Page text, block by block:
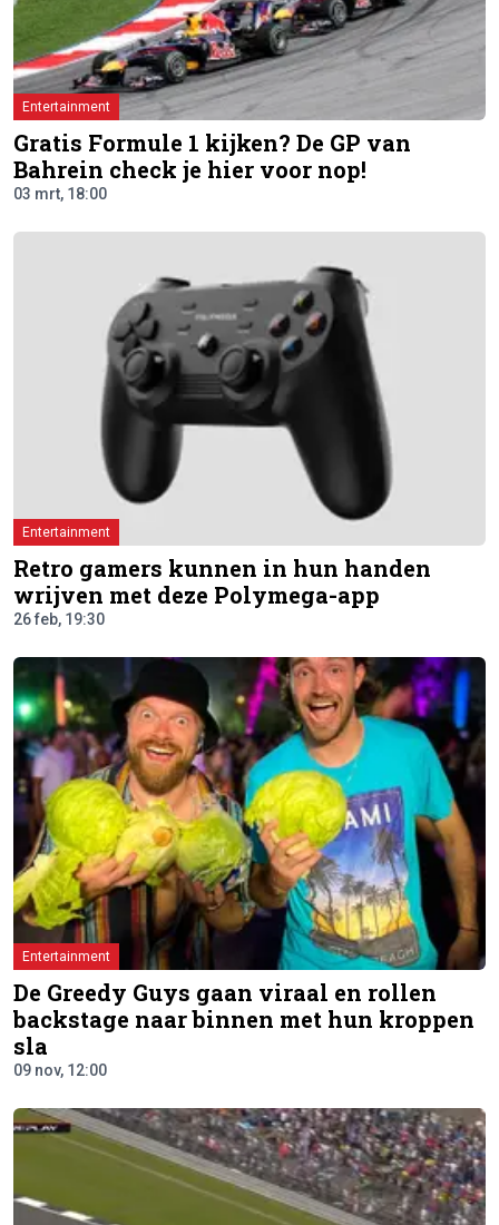
Entertainment
Gratis Formule 1 kijken? De GP van
Bahrein check je hier voor nop!
03 mrt, 18:00
Entertainment
Retro gamers kunnen in hun handen
wrijven met deze Polymega-app
26 feb, 19:30
Entertainment
De Greedy Guys gaan viraal en rollen
backstage naar binnen met hun kroppen
sla
09 nov, 12:00